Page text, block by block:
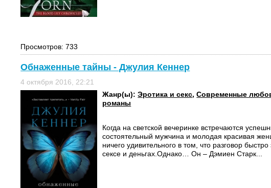
Просмотров: 733
Обнаженные тайны - Джулия Кеннер
4 октября 2016, 22:21
Жанр(ы):Эротика и секс,Современные
романы
Когда на светской вечеринке встречаются
состоятельный мужчина и молодая красивая
ничего удивительного в том, что разговор быстро
сексе и деньгах.Однако… Он – Дэмиен Старк...